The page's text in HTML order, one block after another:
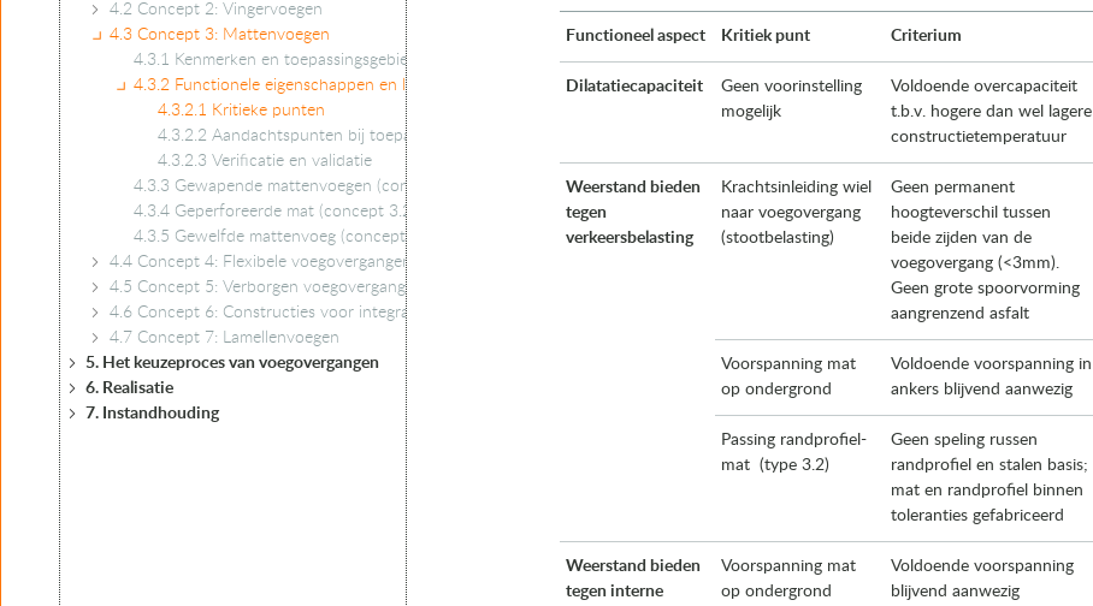
4.2 Concept 2: Vingervoegen
4.3 Concept 3: Mattenvoegen
4.3.1 Kenmerken en toepassingsgebied
4.3.2 Functionele eigenschappen en levensduur
4.3.2.1 Kritieke punten
4.3.2.2 Aandachtspunten bij toepassing
4.3.2.3 Verificatie en validatie
4.3.3 Gewapende mattenvoegen (concept 3.1)
4.3.4 Geperforeerde mat (concept 3.2)
4.3.5 Gewelfde mattenvoeg (concept 3.3)
4.4 Concept 4: Flexibele voegovergangen
4.5 Concept 5: Verborgen voegovergangen
4.6 Concept 6: Constructies voor integraal kunstwerken
4.7 Concept 7: Lamellenvoegen
5. Het keuzeproces van voegovergangen
6. Realisatie
7. Instandhouding
Functioneel aspect Kritiek punt Criterium
Dilatatiecapaciteit
Geen voorinstelling
mogelijk
Voldoende overcapaciteit
t.b.v. hogere dan wel lagere
constructietemperatuur
Weerstand bieden
tegen
verkeersbelasting
Krachtsinleiding wiel
naar voegovergang
(stootbelasting)
Geen permanent
hoogteverschil tussen
beide zijden van de
voegovergang (<3mm).
Geen grote spoorvorming
aangrenzend asfalt
Voorspanning mat
op ondergrond
Voldoende voorspanning in
ankers blijvend aanwezig
Passing randprofiel-
mat (type 3.2)
Geen speling russen
randprofiel en stalen basis;
mat en randprofiel binnen
toleranties gefabriceerd
Weerstand bieden
tegen interne
Voorspanning mat
op ondergrond
Voldoende voorspanning
blijvend aanwezig